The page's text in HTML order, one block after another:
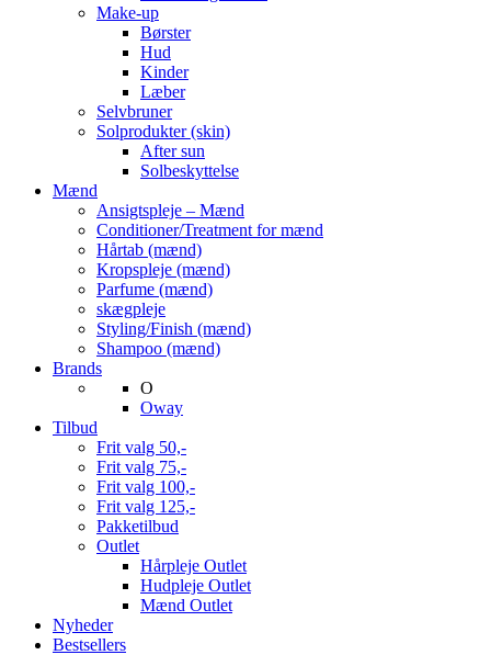
Make-up
Børster
Hud
Kinder
Læber
Selvbruner
Solprodukter (skin)
After sun
Solbeskyttelse
Mænd
Ansigtspleje – Mænd
Conditioner/Treatment for mænd
Hårtab (mænd)
Kropspleje (mænd)
Parfume (mænd)
skægpleje
Styling/Finish (mænd)
Shampoo (mænd)
Brands
O
Oway
Tilbud
Frit valg 50,-
Frit valg 75,-
Frit valg 100,-
Frit valg 125,-
Pakketilbud
Outlet
Hårpleje Outlet
Hudpleje Outlet
Mænd Outlet
Nyheder
Bestsellers